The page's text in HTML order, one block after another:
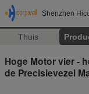
Shenzhen
Thuis
Hoge Motor vier -
de Precisievezel